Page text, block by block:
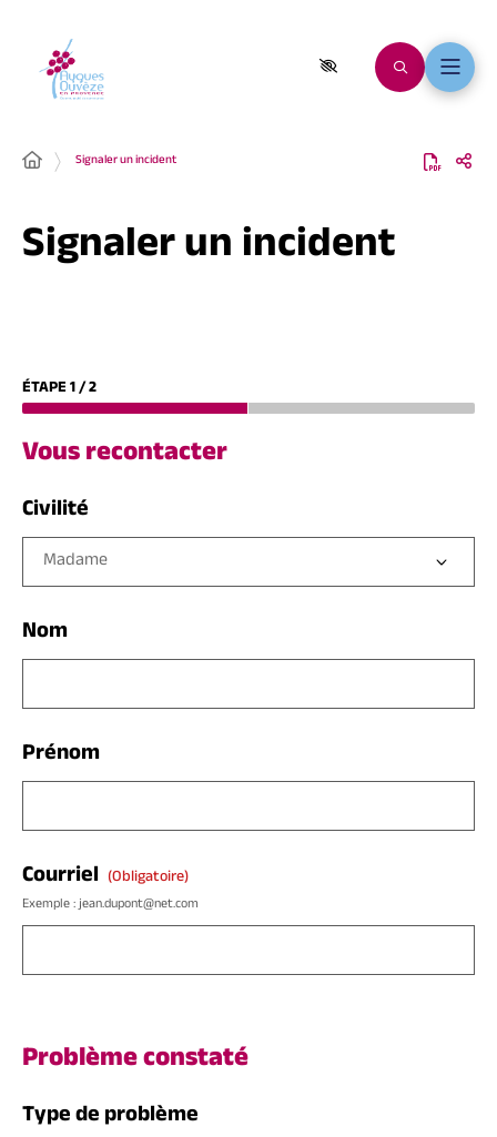
Signaler un incident
Signaler un incident
ÉTAPE1/2
Vous recontacter
Civilité
Nom
Prénom
Courriel (obligatoire)
Exemple : jean.dupont@net.com
Problème constaté
Type de problème